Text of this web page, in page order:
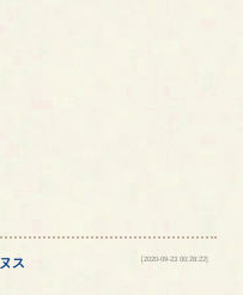
ス
[2020-09-23 00:28:22]